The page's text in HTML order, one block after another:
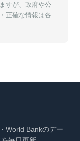
すが、政府や公
正確な情報は各
World Bankのデー